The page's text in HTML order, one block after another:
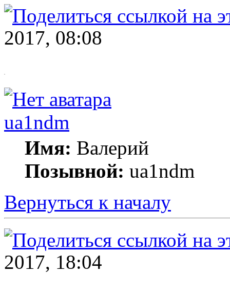
2017, 08:08
ua1ndm
Имя: Валерий
Позывной: ua1ndm
Вернуться к началу
2017, 18:04